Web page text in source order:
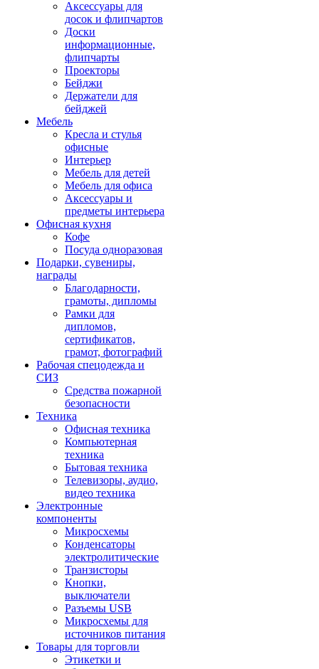
Аксессуары для
досок и флипчартов
Доски
информационные,
флипчарты
Проекторы
Бейджи
Держатели для
бейджей
Мебель
Кресла и стулья
офисные
Интерьер
Мебель для детей
Мебель для офиса
Аксессуары и
предметы интерьера
Офисная кухня
Кофе
Посуда одноразовая
Подарки, сувениры,
награды
Благодарности,
грамоты, дипломы
Рамки для
дипломов,
сертификатов,
грамот, фотографий
Рабочая спецодежда и
СИЗ
Средства пожарной
безопасности
Техника
Офисная техника
Компьютерная
техника
Бытовая техника
Телевизоры, аудио,
видео техника
Электронные
компоненты
Микросхемы
Конденсаторы
электролитические
Транзисторы
Кнопки,
выключатели
Разъемы USB
Микросхемы для
источников питания
Товары для торговли
Этикетки и